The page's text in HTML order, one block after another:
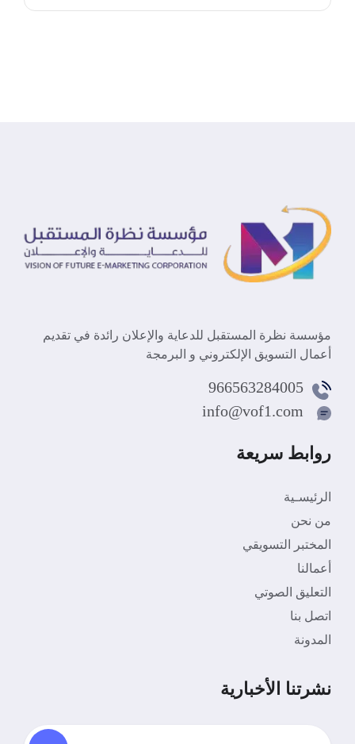
مؤسسة نظرة المستقبل للدعاية والإعلان رائدة في تقديم
أعمال التسويق الإلكتروني و البرمجة
966563284005
info@vof1.com
روابط سريعة
الرئيسـية
من نحن
المختبر التسويقي
أعمالنا
التعليق الصوتي
اتصل بنا
المدونة
نشرتنا الأخبارية